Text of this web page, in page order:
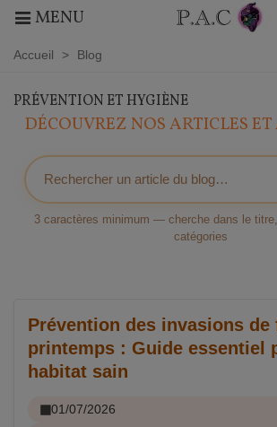
MENU
Accueil > Blog
PRÉVENTION ET HYGIÈNE
DÉCOUVREZ NOS ARTICLES
3 caractères minimum — cherche dans le
catégories
Prévention des invasions de
printemps : Guide essentiel
habitat sain
01/07/2026